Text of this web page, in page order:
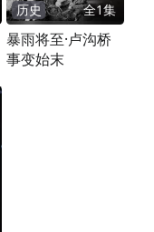
历史 全1集
暴雨将至·卢沟桥
事变始末